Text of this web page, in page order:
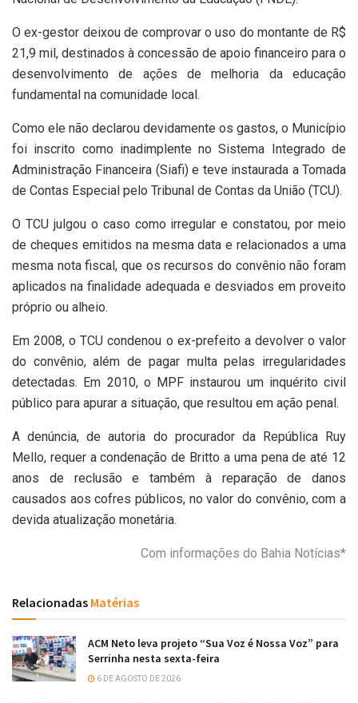
O ex-gestor deixou de comprovar o uso do montante de R$
21,9 mil, destinados à concessão de apoio financeiro para o
desenvolvimento de ações de melhoria da educação
fundamental na comunidade local.
Como ele não declarou devidamente os gastos, o Município
foi inscrito como inadimplente no Sistema Integrado de
Administração Financeira (Siafi) e teve instaurada a Tomada
de Contas Especial pelo Tribunal de Contas da União (TCU).
O TCU julgou o caso como irregular e constatou, por meio
de cheques emitidos na mesma data e relacionados a uma
mesma nota fiscal, que os recursos do convênio não foram
aplicados na finalidade adequada e desviados em proveito
próprio ou alheio.
Em 2008, o TCU condenou o ex-prefeito a devolver o valor
do convênio, além de pagar multa pelas irregularidades
detectadas. Em 2010, o MPF instaurou um inquérito civil
público para apurar a situação, que resultou em ação penal.
A denúncia, de autoria do procurador da República Ruy
Mello, requer a condenação de Britto a uma pena de até 12
anos de reclusão e também à reparação de danos
causados aos cofres públicos, no valor do convênio, com a
devida atualização monetária.
Com informações do Bahia Notícias*
Relacionadas Matérias
ACM Neto leva projeto “Sua Voz é Nossa Voz” para
Serrinha nesta sexta-feira
6 DE AGOSTO DE 2026